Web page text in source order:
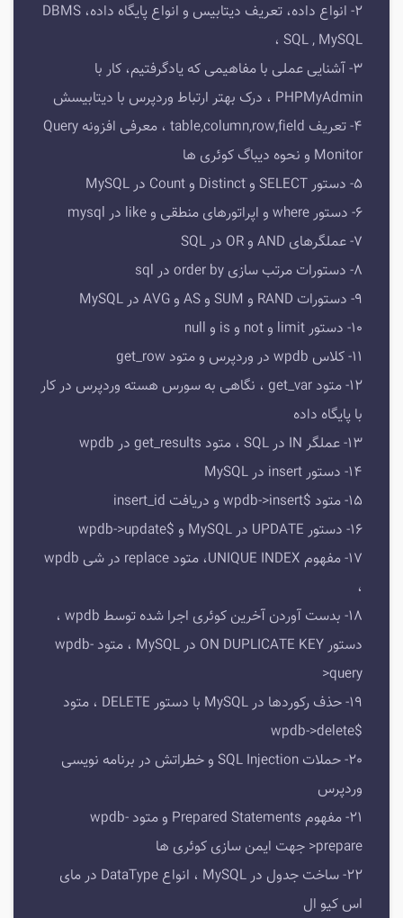
2- انواع داده، تعریف دیتابیس و انواع پایگاه داده، DBMS
، SQL , MySQL
3- آشنایی عملی با مفاهیمی که یادگرفتیم، کار با
PHPMyAdmin ، درک بهتر ارتباط وردپرس با دیتابیسش
4- تعریف table,column,row,field ، معرفی افزونه Query
Monitor و نحوه دیباگ کوئری ها
5- دستور SELECT و Distinct و Count در MySQL
6- دستور where و اپراتورهای منطقی و like در mysql
7- عملگرهای AND و OR در SQL
8- دستورات مرتب سازی order by در sql
9- دستورات RAND و SUM و AS و AVG در MySQL
10- دستور limit و not و is و null
11- کلاس wpdb در وردپرس و متود get_row
12- متود get_var ، نگاهی به سورس هسته وردپرس در کار
با پایگاه داده
13- عملگر IN در SQL ، متود get_results در wpdb
14- دستور insert در MySQL
15- متود $wpdb->insert و دریافت insert_id
16- دستور UPDATE در MySQL و $wpdb->update
17- مفهوم UNIQUE INDEX، متود replace در شی wpdb
،
18- بدست آوردن آخرین کوئری اجرا شده توسط wpdb ،
دستور ON DUPLICATE KEY در MySQL ، متود wpdb-
>query
19- حذف رکوردها در MySQL با دستور DELETE ، متود
$wpdb->delete
20- حملات SQL Injection و خطراتش در برنامه نویسی
وردپرس
21- مفهوم Prepared Statements و متود wpdb-
>prepare جهت ایمن سازی کوئری ها
22- ساخت جدول در MySQL ، انواع DataType در مای
اس کیو ال